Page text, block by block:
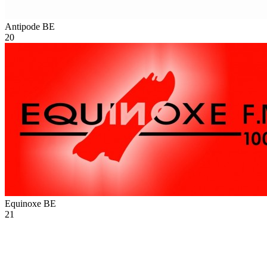
Antipode BE
20
Equinoxe BE
21